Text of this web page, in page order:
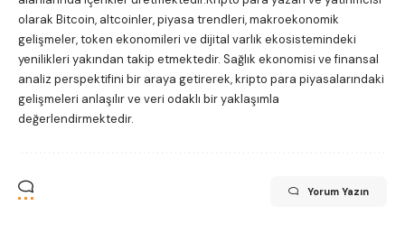
olarak Bitcoin, altcoinler, piyasa trendleri, makroekonomik
gelişmeler, token ekonomileri ve dijital varlık ekosistemindeki
yenilikleri yakından takip etmektedir. Sağlık ekonomisi ve finansal
analiz perspektifini bir araya getirerek, kripto para piyasalarındaki
gelişmeleri anlaşılır ve veri odaklı bir yaklaşımla
değerlendirmektedir.
Yorum Yazın